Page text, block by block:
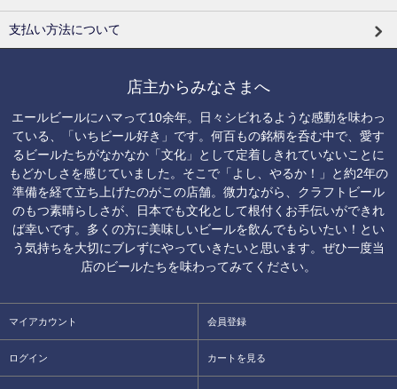
支払い方法について
店主からみなさまへ
エールビールにハマって10余年。日々シビれるような感動を味わっ
ている、「いちビール好き」です。何百もの銘柄を呑む中で、愛す
るビールたちがなかなか「文化」として定着しきれていないことに
もどかしさを感じていました。そこで「よし、やるか！」と約2年の
準備を経て立ち上げたのがこの店舗。微力ながら、クラフトビール
のもつ素晴らしさが、日本でも文化として根付くお手伝いができれ
ば幸いです。多くの方に美味しいビールを飲んでもらいたい！とい
う気持ちを大切にブレずにやっていきたいと思います。ぜひ一度当
店のビールたちを味わってみてください。
マイアカウント 会員登録
ログイン カートを見る